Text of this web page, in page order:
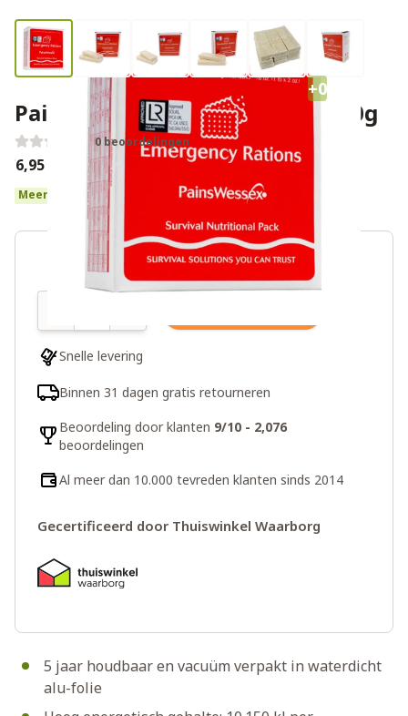
+0
Pains Wessex noodrantsoen 500g
0 beoordelingen
€6,95
Meer dan 10 op voorraad
5 jaar houdbaar en vacuüm verpakt in waterdicht
alu-folie
Snelle levering
Binnen 31 dagen gratis retourneren
Beoordeling door klanten 9/10 - 2,076
beoordelingen
Al meer dan 10.000 tevreden klanten sinds 2014
Gecertificeerd door Thuiswinkel Waarborg